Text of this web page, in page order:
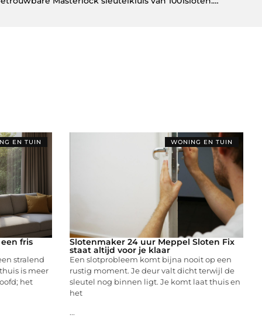
EN TUIN
fris
stralend
is meer
het
WONING EN TUIN
Slotenmaker 24 uur Meppel Sloten Fix
staat altijd voor je klaar
Een slotprobleem komt bijna nooit op een
rustig moment. Je deur valt dicht terwijl de
sleutel nog binnen ligt. Je komt laat thuis en
het
...